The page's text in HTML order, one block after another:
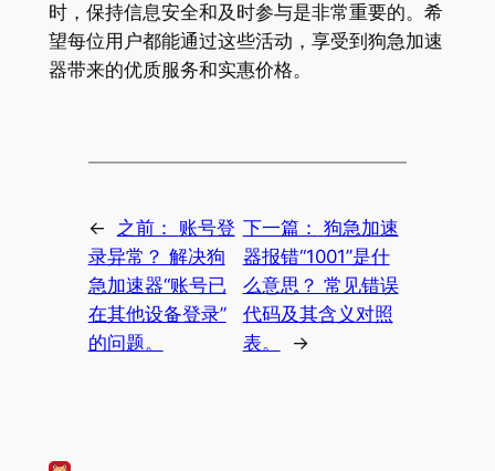
时，保持信息安全和及时参与是非常重要的。希
望每位用户都能通过这些活动，享受到狗急加速
器带来的优质服务和实惠价格。
← 之前： 账号登
录异常？ 解决狗
急加速器“账号已
在其他设备登录”
的问题。
下一篇： 狗急加速
器报错“1001”是什
么意思？ 常见错误
代码及其含义对照
表。
→